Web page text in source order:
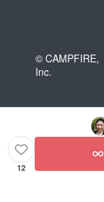
© CAMPFIRE,
Inc.
12